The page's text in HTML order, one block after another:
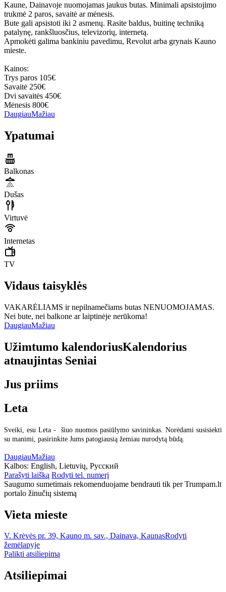
Kaune, Dainavoje nuomojamas jaukus butas. Minimali apsistojimo
trukmė 2 paros, savaitė ar mėnesis.
Bute gali apsistoti iki 2 asmenų. Rasite baldus, buitinę techniką
patalynę, rankšluosčius, televizorių, internetą.
Apmokėti galima bankiniu pavedimu, Revolut arba grynais Kauno
mieste.
Kainos:
Trys paros 105€
Savaitė 250€
Dvi savaitės 450€
Mėnesis 800€
DaugiauMažiau
Ypatumai
Balkonas
Dušas
Virtuvė
Internetas
TV
Vidaus taisyklės
VAKARĖLIAMS ir nepilnamečiams butas NENUOMOJAMAS.
Nei bute, nei balkone ar laiptinėje nerūkoma!
DaugiauMažiau
Užimtumo kalendoriusKalendorius
atnaujintas Seniai
Jus priims
Leta
Sveiki, esu Leta - šiuo nuomos pasiūlymo savininkas. Norėdami susisiekti
su manimi, pasirinkite Jums patogiausią žemiau nurodytą būdą.
DaugiauMažiau
Kalbos: English, Lietuvių, Русский
Parašyti laišką Rodyti tel. numerį
Saugumo sumetimais rekomenduojame bendrauti tik per Trumpam.lt
portalo žinučių sistemą
Vieta mieste
V. Krėvės pr. 39, Kauno m. sav., Dainava, KaunasRodyti
žemėlapyje
Palikti atsiliepimą
Atsiliepimai